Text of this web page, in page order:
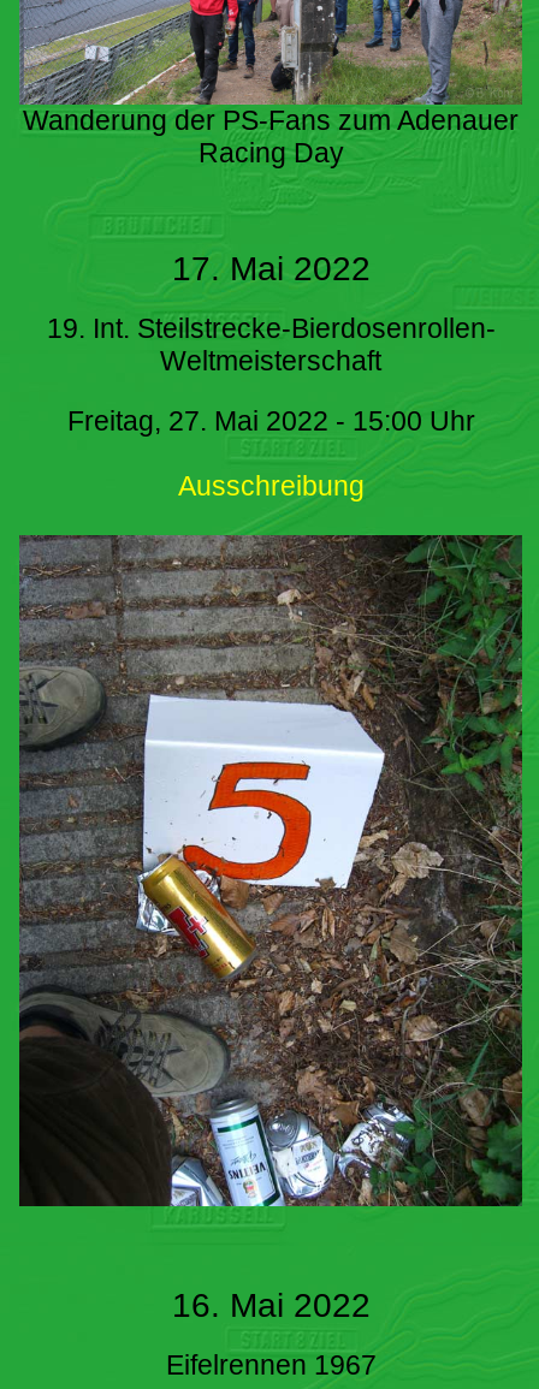
Wanderung der PS-Fans zum Adenauer
Racing Day
17. Mai 2022
19. Int. Steilstrecke-Bierdosenrollen-
Weltmeisterschaft
Freitag, 27. Mai 2022 - 15:00 Uhr
Ausschreibung
16. Mai 2022
Eifelrennen 1967